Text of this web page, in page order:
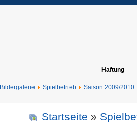
Haftung
Bildergalerie Spielbetrieb
Saison 2009/2010
Startseite »